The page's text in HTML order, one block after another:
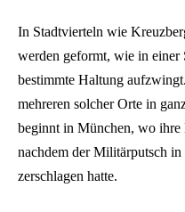
In Stadtvierteln wie
werden geformt, wie in einer
bestimmte Haltung
mehreren solcher Orte in
beginnt in München, wo ihre
nachdem der Militärputsch
zerschlagen hatte.